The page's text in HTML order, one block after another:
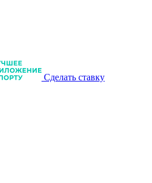
Сделать ставку